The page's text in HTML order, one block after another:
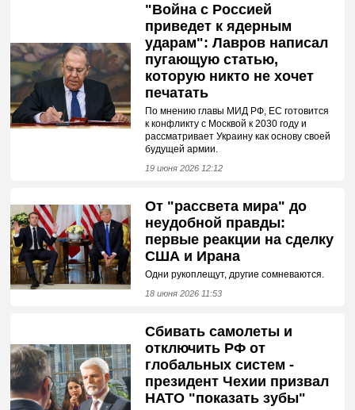
"Война с Россией
приведет к ядерным
ударам": Лавров написал
пугающую статью,
которую никто не хочет
печатать
По мнению главы МИД РФ, ЕС готовится
к конфликту с Москвой к 2030 году и
рассматривает Украину как основу своей
будущей армии.
19 июня 2026 12:12
От "рассвета мира" до
неудобной правды:
первые реакции на сделку
США и Ирана
Одни рукоплещут, другие сомневаются.
18 июня 2026 11:53
Сбивать самолеты и
отключить РФ от
глобальных систем -
президент Чехии призвал
НАТО "показать зубы"